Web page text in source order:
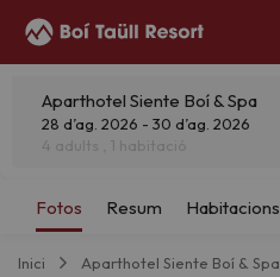
Aparthotel Siente Boí & Spa
28 d’ag. 2026 - 30 d’ag. 2026
4 adults , 1 habitació
Inici Aparthotel Siente Boí & Spa